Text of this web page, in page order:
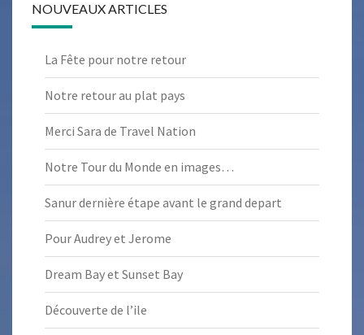
NOUVEAUX ARTICLES
La Fête pour notre retour
Notre retour au plat pays
Merci Sara de Travel Nation
Notre Tour du Monde en images…
Sanur dernière étape avant le grand depart
Pour Audrey et Jerome
Dream Bay et Sunset Bay
Découverte de l’ile